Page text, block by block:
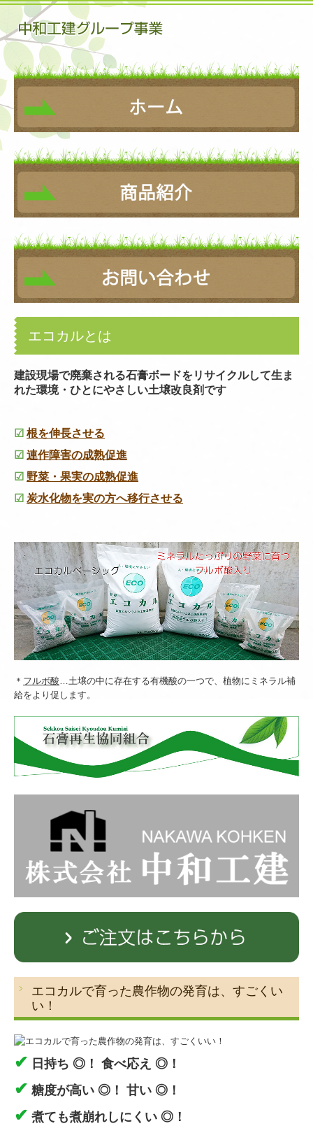
エコカルとは
建設現場で廃棄される石膏ボードをリサイクルして生ま
れた環境・ひとにやさしい土壌改良剤です
☑ 根を伸長させる
☑ 連作障害の成熟促進
☑ 野菜・果実の成熟促進
☑ 炭水化物を実の方へ移行させる
＊ フルボ酸 …土壌の中に存在する有機酸の一つで、植物にミネラル補
給をより促します。
エコカルで育った農作物の発育は、すごくい
い！
✔ 日持ち ◎！ 食べ応え ◎！
✔ 糖度が高い ◎！ 甘い ◎！
✔ 煮ても煮崩れしにくい ◎！